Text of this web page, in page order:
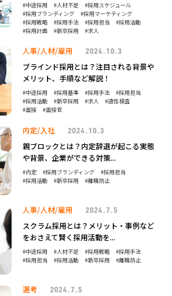
中途採用 人材不足
採用スケジュール
採用ブランディング
採用マーケティング
採用戦略
採用手法 採用担当
採用活動
採用計画
新卒採用 求人
人事/人材/雇用 2024.10.3
ブラインド採用とは？注目される背景や
メリット、手順など解説！
中途採用 採用基準 採用手法
採用担当
採用活動
新卒採用 求人
適性検査
面接
面接官
内定/入社 2024.10.3
親ブロックとは？内定辞退が起こる実態
や背景、企業ができる対策...
内定 採用ブランディング
採用担当
採用活動
新卒採用 離職防止
人事/人材/雇用 2024.7.5
スクラム採用とは？メリット・事例など
をおさえて賢く採用活動を...
中途採用 人材不足 採用戦略
採用手法
採用担当
採用活動 新卒採用 離職防止
選考 2024.7.5